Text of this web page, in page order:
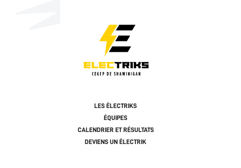
LES ÉLECTRIKS
ÉQUIPES
CALENDRIER ET RÉSULTATS
DEVIENS UN ÉLECTRIK